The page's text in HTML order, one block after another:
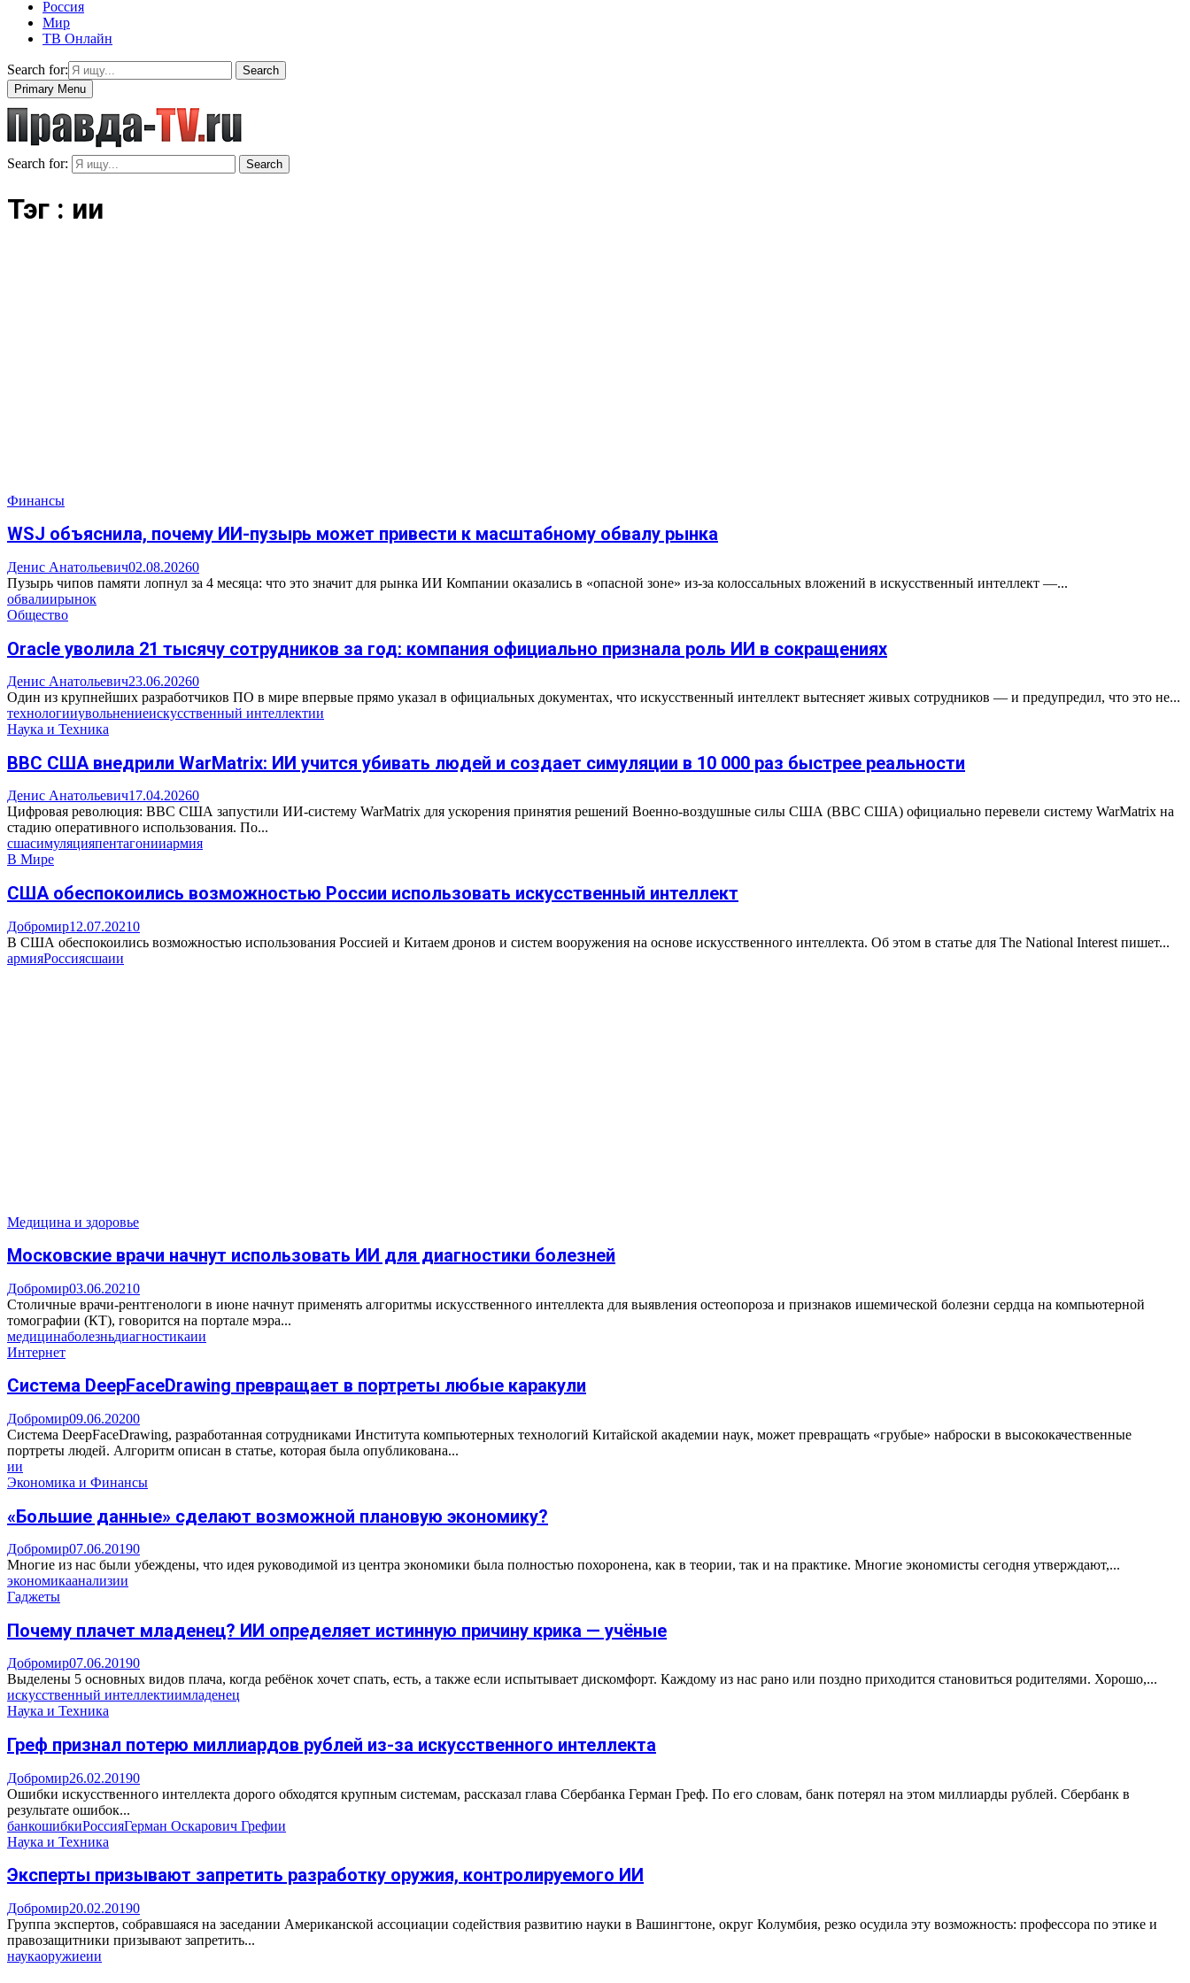
Россия
Мир
ТВ Онлайн
Search for:
Search
Primary Menu
Search for: Search
Тэг : ии
Финансы
WSJ объяснила, почему ИИ-пузырь может привести к масштабному обвалу рынка
Денис Анатольевич02.08.20260
Пузырь чипов памяти лопнул за 4 месяца: что это значит для рынка ИИ Компании оказались в «опасной зоне» из-за колоссальных вложений в искусственный интеллект —...
обвалиирынок
Общество
Oracle уволила 21 тысячу сотрудников за год: компания официально признала роль ИИ в сокращениях
Денис Анатольевич23.06.20260
Один из крупнейших разработчиков ПО в мире впервые прямо указал в официальных документах, что искусственный интеллект вытесняет живых сотрудников — и предупредил, что это не...
технологииувольнениеискусственный интеллектии
Наука и Техника
ВВС США внедрили WarMatrix: ИИ учится убивать людей и создает симуляции в 10 000 раз быстрее реальности
Денис Анатольевич17.04.20260
Цифровая революция: ВВС США запустили ИИ-систему WarMatrix для ускорения принятия решений Военно-воздушные силы США (ВВС США) официально перевели систему WarMatrix на
стадию оперативного использования. По...
сшасимуляцияпентагонииармия
В Мире
США обеспокоились возможностью России использовать искусственный интеллект
Добромир12.07.20210
В США обеспокоились возможностью использования Россией и Китаем дронов и систем вооружения на основе искусственного интеллекта. Об этом в статье для The National Interest пишет...
армияРоссиясшаии
Медицина и здоровье
Московские врачи начнут использовать ИИ для диагностики болезней
Добромир03.06.20210
Столичные врачи-рентгенологи в июне начнут применять алгоритмы искусственного интеллекта для выявления остеопороза и признаков ишемической болезни сердца на компьютерной
томографии (КТ), говорится на портале мэра...
медицинаболезньдиагностикаии
Интернет
Система DeepFaceDrawing превращает в портреты любые каракули
Добромир09.06.20200
Система DeepFaceDrawing, разработанная сотрудниками Института компьютерных технологий Китайской академии наук, может превращать «грубые» наброски в высококачественные
портреты людей. Алгоритм описан в статье, которая была опубликована...
ии
Экономика и Финансы
«Большие данные» сделают возможной плановую экономику?
Добромир07.06.20190
Многие из нас были убеждены, что идея руководимой из центра экономики была полностью похоронена, как в теории, так и на практике. Многие экономисты сегодня утверждают,...
экономикаанализии
Гаджеты
Почему плачет младенец? ИИ определяет истинную причину крика — учёные
Добромир07.06.20190
Выделены 5 основных видов плача, когда ребёнок хочет спать, есть, а также если испытывает дискомфорт. Каждому из нас рано или поздно приходится становиться родителями. Хорошо,...
искусственный интеллектиимладенец
Наука и Техника
Греф признал потерю миллиардов рублей из-за искусственного интеллекта
Добромир26.02.20190
Ошибки искусственного интеллекта дорого обходятся крупным системам, рассказал глава Сбербанка Герман Греф. По его словам, банк потерял на этом миллиарды рублей. Сбербанк в
результате ошибок...
банкошибкиРоссияГерман Оскарович Грефии
Наука и Техника
Эксперты призывают запретить разработку оружия, контролируемого ИИ
Добромир20.02.20190
Группа экспертов, собравшаяся на заседании Американской ассоциации содействия развитию науки в Вашингтоне, округ Колумбия, резко осудила эту возможность: профессора по этике и
правозащитники призывают запретить...
наукаоружиеии